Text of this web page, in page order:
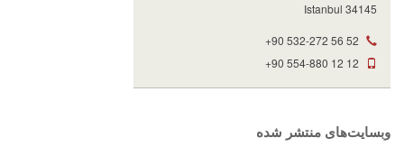
34145 Istanbul
+90 532-272 56 52
+90 554-880 12 12
وبسایت‌های منتشر شده